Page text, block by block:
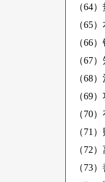
（64
（65
（66
（67
（68
（69
（70
（71
（72
（73